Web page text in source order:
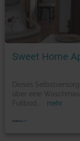
Sweet Home
Dieses
über eine
Fußbod
mehr